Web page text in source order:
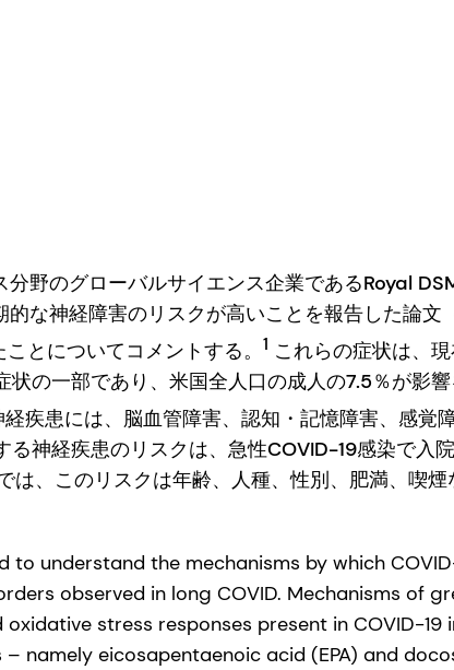
野のグローバルサイエンス企業であるRoyal
な神経障害のリスクが高いことを報告した論文
とについてコメントする。 1 これらの症状は、
状の一部であり、米国全人口の成人の7.5％が影
疾患には、脳血管障害、認知・記憶障害、感覚
る神経疾患のリスクは、急性COVID-19感染で入
は、このリスクは年齢、人種、性別、肥満、喫
to understand the mechanisms by which
observed in long COVID. Mechanisms of
stress responses present in COVID-19
namely eicosapentaenoic acid (EPA) and